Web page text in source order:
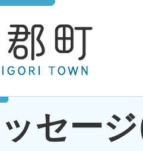
セー